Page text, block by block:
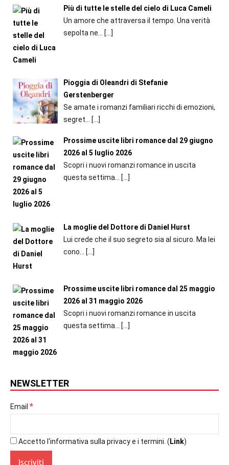
Più di tutte le stelle del cielo di Luca Cameli
Un amore che attraversa il tempo. Una verità
sepolta ne... […]
Pioggia di Oleandri di Stefanie
Gerstenberger
Se amate i romanzi familiari ricchi di emozioni,
segret...
[…]
Prossime uscite libri romance dal 29 giugno
2026 al 5 luglio 2026
Scopri i nuovi romanzi romance in uscita
questa settima...
[…]
La moglie del Dottore di Daniel Hurst
Lui crede che il suo segreto sia al sicuro. Ma lei
cono...
[…]
Prossime uscite libri romance dal 25 maggio
2026 al 31 maggio 2026
Scopri i nuovi romanzi romance in uscita
questa settima... […]
NEWSLETTER
Email *
Accetto l'informativa sulla privacy e i termini. (Link)